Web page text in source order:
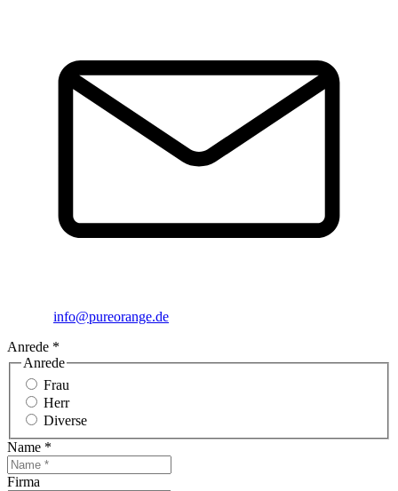
info@pureorange.de
Anrede *
Anrede
Frau
Herr
Diverse
Name *
Firma